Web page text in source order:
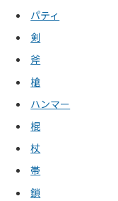
パティ
剣
斧
槍
ハンマー
棍
杖
帯
鎖